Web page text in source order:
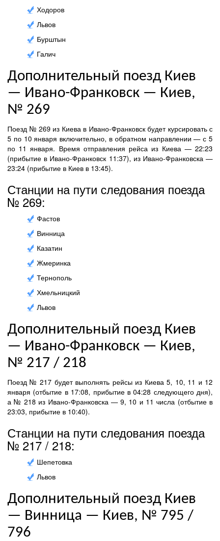
Ходоров
Львов
Бурштын
Галич
Дополнительный поезд Киев
— Ивано-Франковск — Киев,
№ 269
Поезд № 269 из Киева в Ивано-Франковск будет курсировать с
5 по 10 января включительно, в обратном направлении — с 5
по 11 января. Время отправления рейса из Киева — 22:23
(прибытие в Ивано-Франковск 11:37), из Ивано-Франковска —
23:24 (прибытие в Киев в 13:45).
Станции на пути следования поезда
№ 269:
Фастов
Винница
Казатин
Жмеринка
Тернополь
Хмельницкий
Львов
Дополнительный поезд Киев
— Ивано-Франковск — Киев,
№ 217 / 218
Поезд № 217 будет выполнять рейсы из Киева 5, 10, 11 и 12
января (отбытие в 17:08, прибытие в 04:28 следующего дня),
а № 218 из Ивано-Франковска — 9, 10 и 11 числа (отбытие в
23:03, прибытие в 10:40).
Станции на пути следования поезда
№ 217 / 218:
Шепетовка
Львов
Дополнительный поезд Киев
— Винница — Киев, № 795 /
796